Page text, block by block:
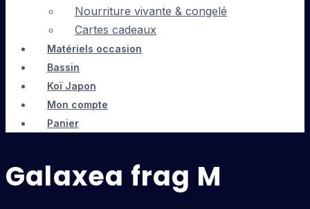
Nourriture vivante & congelé
Cartes cadeaux
Matériels occasion
Bassin
Koï Japon
Mon compte
Panier
Galaxea frag M